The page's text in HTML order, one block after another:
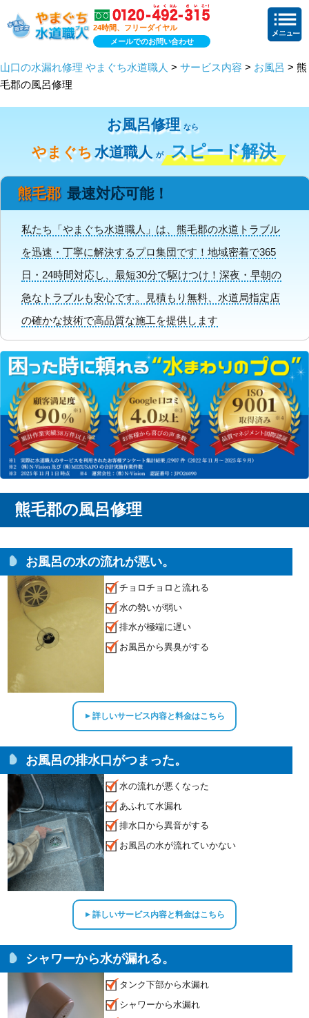
24時間、フリーダイヤル
メールでのお問い合わせ
山口の水漏れ修理 やまぐち水道職人 > サービス内容 > お風呂 > 熊
毛郡の風呂修理
お風呂修理 なら
やまぐち 水道職人 が スピード解決
熊毛郡 最速対応可能！
私たち「やまぐち水道職人」は、熊毛郡の水道トラブル
を迅速・丁寧に解決するプロ集団です！地域密着で365
日・24時間対応し、最短30分で駆けつけ！深夜・早朝の
急なトラブルも安心です。見積もり無料、水道局指定店
の確かな技術で高品質な施工を提供します
熊毛郡の風呂修理
お風呂の水の流れが悪い。
チョロチョロと流れる
水の勢いが弱い
排水が極端に遅い
お風呂から異臭がする
▲詳しいサービス内容と料金はこちら
お風呂の排水口がつまった。
水の流れが悪くなった
あふれて水漏れ
排水口から異音がする
お風呂の水が流れていかない
▲詳しいサービス内容と料金はこちら
シャワーから水が漏れる。
タンク下部から水漏れ
シャワーから水漏れ